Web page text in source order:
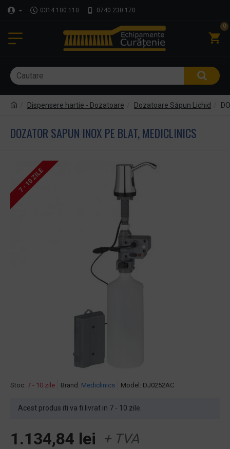
0314 100 110 0740 230 170
0
Dispensere hartie - Dozatoare Dozatoare Săpun Lichid
DOZATOR SAPUN INOX PE BLAT, MEDICLINICS
7 - 10 ZILE
Stoc: 7 - 10 zile Brand: Mediclinics Model: DJ0252AC
Acest produs iti va fi livrat in 7 - 10 zile.
1.134,84 lei + TVA